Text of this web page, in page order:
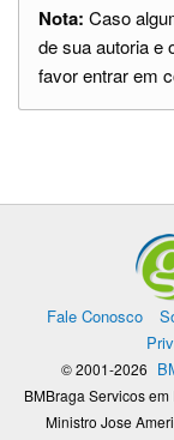
Nota: Caso
de sua autoria e
favor entrar em
Fale Conosco
© 2001-2026
BMBraga Servicos
Ministro Jose